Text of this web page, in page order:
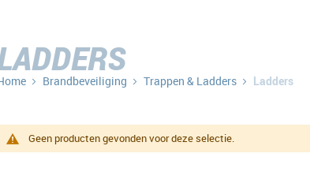
Brandbeveiliging Trappen & Ladders Ladders
Geen producten gevonden voor deze selectie.